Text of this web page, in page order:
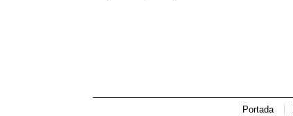
Portada